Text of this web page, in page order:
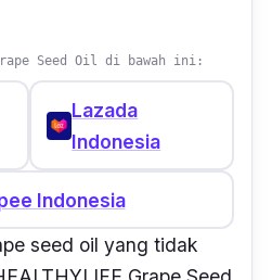
Grape Seed Oil di bawah ini:
Lazada
Indonesia
Indonesia
seed oil yang tidak